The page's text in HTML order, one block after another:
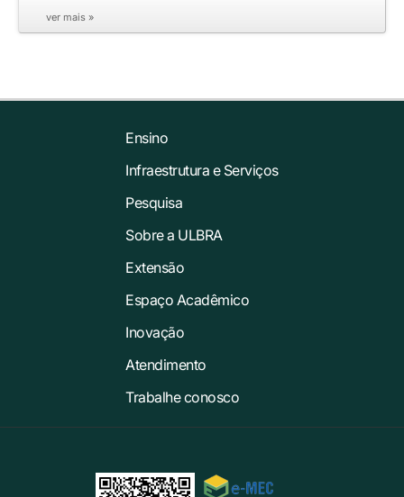
ver mais »
Ensino
Infraestrutura e Serviços
Pesquisa
Sobre a ULBRA
Extensão
Espaço Acadêmico
Inovação
Atendimento
Trabalhe conosco